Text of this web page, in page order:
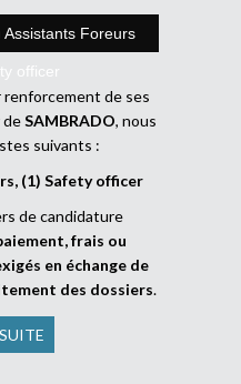
Assistants Foreurs
officer
renforcement de ses
deSAMBRADO, nous
suivants :
(1) Safety officer
de candidature
frais ou
en échange de
des dossiers.